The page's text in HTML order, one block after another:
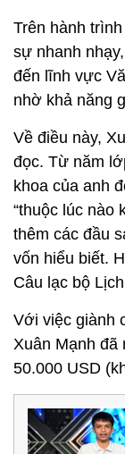
Trên hành
sự nhanh
đến lĩnh vực
nhờ khả năng
Về điều này,
đọc. Từ năm
khoa của anh
“thuộc lúc nào
thêm các đầu
vốn hiểu biết.
Câu lạc bộ
Với việc giành
Xuân Mạnh
50.000 USD